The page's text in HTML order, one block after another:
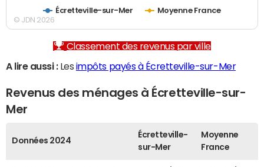
Écretteville-sur-Mer Moyenne France
© JDN 2026
Classement des revenus par ville
A lire aussi :Les impôts payés à Écretteville-sur-Mer
Revenus des ménages à Écretteville-sur-
Mer
Données 2024
Écretteville-
sur-Mer
Moyenne
France